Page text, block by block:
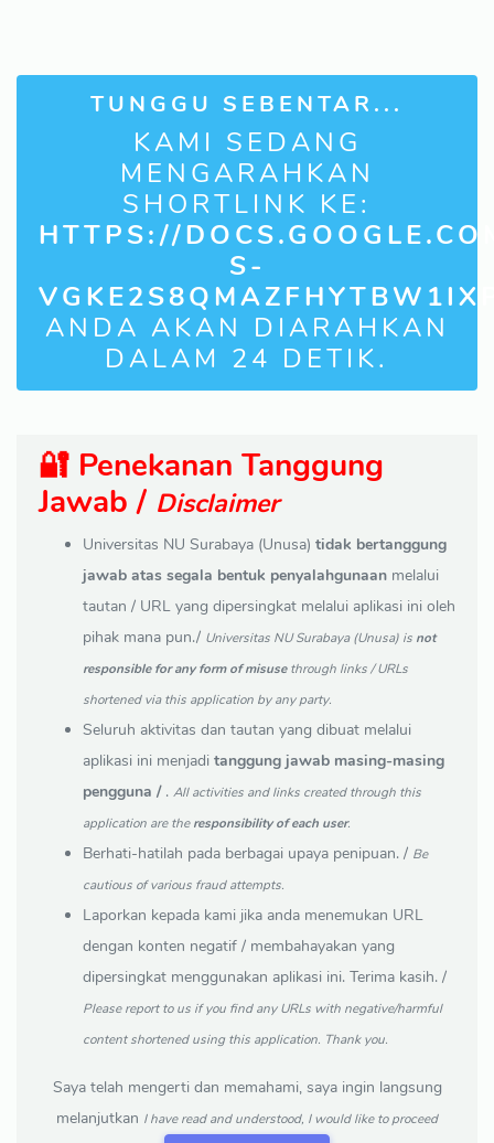
TUNGGU SEBENTAR...
KAMI SEDANG
MENGARAHKAN
SHORTLINK KE:
HTTPS://
S-
ANDA AKAN DIARAHKAN
DALAM 23 DETIK.
🔐 Penekanan Tanggung
Jawab / Disclaimer
Universitas NU Surabaya (Unusa) tidak bertanggung
jawab atas segala bentuk penyalahgunaan melalui
tautan / URL yang dipersingkat melalui aplikasi ini oleh
pihak mana pun./ Universitas NU Surabaya (Unusa) is not
responsible for any form of misusethrough links / URLs
shortened via this application by any party.
Seluruh aktivitas dan tautan yang dibuat melalui
aplikasi ini menjadi tanggung jawab masing-masing
pengguna / . All activities and links created through this
application are theresponsibility of each user.
Berhati-hatilah pada berbagai upaya penipuan. / Be
cautious of various fraud attempts.
Laporkan kepada kami jika anda menemukan URL
dengan konten negatif / membahayakan yang
dipersingkat menggunakan aplikasi ini. Terima kasih. /
Please report to us if you find any URLs with negative/harmful
content shortened using this application. Thank you.
Saya telah mengerti dan memahami, saya ingin langsung
melanjutkan I have read and understood, I would like to proceed